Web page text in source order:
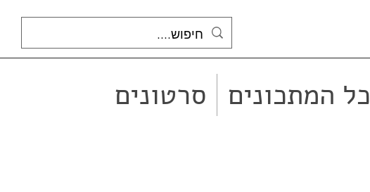
כל המתכונים סרטונים